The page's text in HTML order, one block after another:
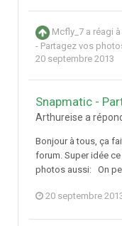
Mcfly_7 a réagi
- Partagez vos
20 septembre 2013
Snapmatic -
Arthureise a
Bonjour à tous, ça
forum. Super idée
photos aussi: On
20 septembre